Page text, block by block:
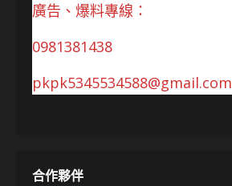
廣告、爆料專線：
0981381438
pkpk5345534588@gmail.com
合作夥伴